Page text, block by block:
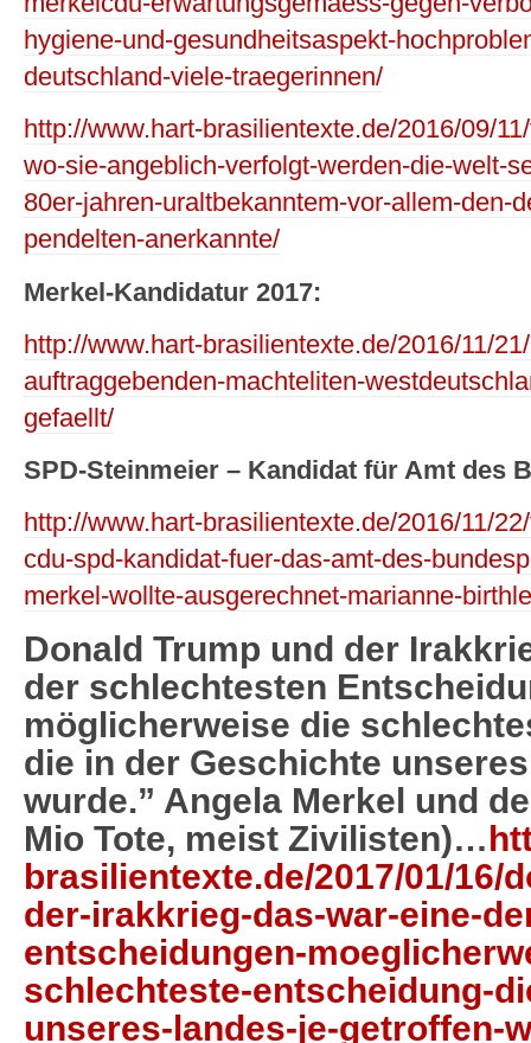
hygiene-und-gesundheitsaspekt-
deutschland-viele-traegerinnen/
http://www.hart-brasilientexte.de/2016/09/
wo-sie-angeblich-verfolgt-werden-die-welt-
80er-jahren-uraltbekanntem-vor-allem-den-
pendelten-anerkannte/
Merkel-Kandidatur 2017:
http://www.hart-brasilientexte.de/2016/11/
auftraggebenden-machteliten-
gefaellt/
SPD-Steinmeier – Kandidat für Amt des
http://www.hart-brasilientexte.de/2016/11/
cdu-spd-kandidat-fuer-das-amt-des-
merkel-wollte-ausgerechnet-marianne-
Donald Trump und der
der schlechtesten
möglicherweise die
die in der Geschichte
wurde.” Angela Merkel und
Mio Tote, meist Zivilisten)…
brasilientexte.de/2017/01/16/
der-irakkrieg-das-war-eine-
entscheidungen-
schlechteste-entscheidung-
unseres-landes-je-getroffen-